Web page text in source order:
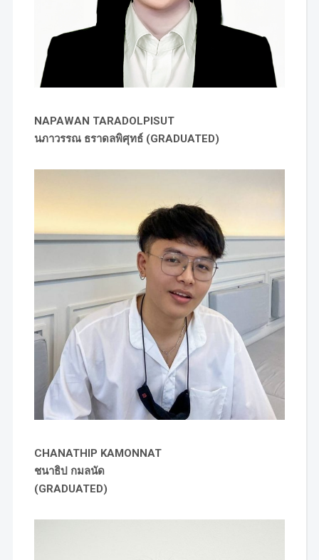
NAPAWAN TARADOLPISUT
นภาวรรณ ธราดลพิศุทธ์ (GRADUATED)
CHANATHIP KAMONNAT
ชนาธิป กมลนัด
(GRADUATED)